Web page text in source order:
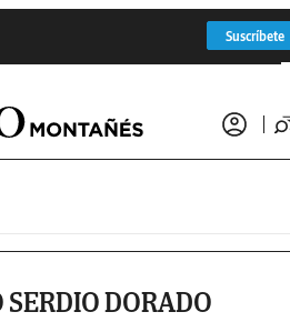
Suscríbete
DORADO